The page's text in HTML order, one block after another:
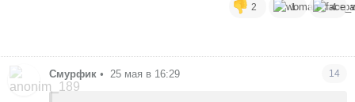
2 1 4
Смурфик • 25 мая в 16:29 14